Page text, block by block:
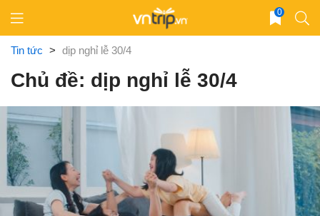
content
0
Tin tức > dịp nghỉ lễ 30/4
Chủ đề: dịp nghỉ lễ 30/4